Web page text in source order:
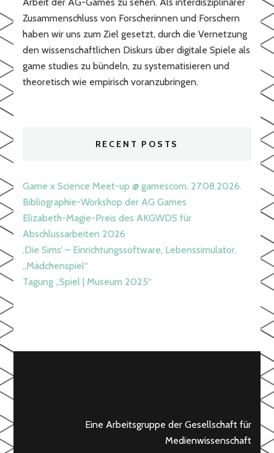
Zusammenschluss von Forscherinnen und Forschern
haben wir uns zum Ziel gesetzt, durch die Vernetzung
den wissenschaftlichen Diskurs über digitale Spiele als
game studies zu bündeln, zu systematisieren und
theoretisch wie empirisch voranzubringen.
RECENT POSTS
Game x Science Meet-up @ gamescom, 27.08.2026.
Bibliographie-Workshop der AG Games
Elizabeth-Magie-Preis des AKGWDS für
Abschlussarbeiten 2026
‚Die Sims‘ – Einrichtungssoftware, Lebenssimulator,
„Mädchenspiel“
Tagung „Spiel | Museum 2025“
Eine Arbeitsgruppe der Gesellschaft für
Medienwissenschaft